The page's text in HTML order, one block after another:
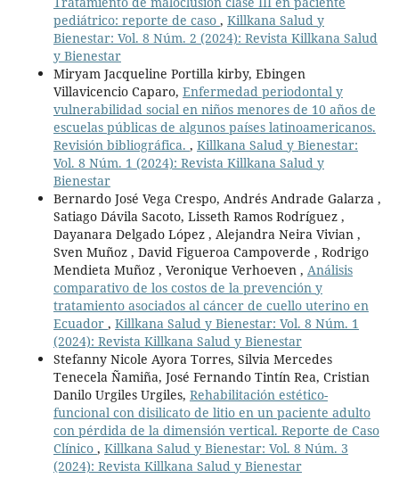
pediátrico: reporte de caso , Killkana Salud y
Bienestar: Vol. 8 Núm. 2 (2024): Revista Killkana Salud
y Bienestar
Miryam Jacqueline Portilla kirby, Ebingen
Villavicencio Caparo, Enfermedad periodontal y
vulnerabilidad social en niños menores de 10 años de
escuelas públicas de algunos países latinoamericanos.
Revisión bibliográfica. , Killkana Salud y Bienestar:
Vol. 8 Núm. 1 (2024): Revista Killkana Salud y
Bienestar
Bernardo José Vega Crespo, Andrés Andrade Galarza ,
Satiago Dávila Sacoto, Lisseth Ramos Rodríguez ,
Dayanara Delgado López , Alejandra Neira Vivian ,
Sven Muñoz , David Figueroa Campoverde , Rodrigo
Mendieta Muñoz , Veronique Verhoeven , Análisis
comparativo de los costos de la prevención y
tratamiento asociados al cáncer de cuello uterino en
Ecuador , Killkana Salud y Bienestar: Vol. 8 Núm. 1
(2024): Revista Killkana Salud y Bienestar
Stefanny Nicole Ayora Torres, Silvia Mercedes
Tenecela Ñamiña, José Fernando Tintín Rea, Cristian
Danilo Urgiles Urgiles, Rehabilitación estético-
funcional con disilicato de litio en un paciente adulto
con pérdida de la dimensión vertical. Reporte de Caso
Clínico , Killkana Salud y Bienestar: Vol. 8 Núm. 3
(2024): Revista Killkana Salud y Bienestar